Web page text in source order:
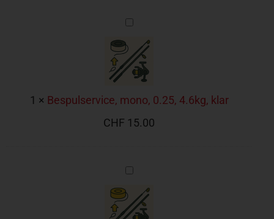
Bespulservice,
mono,
0.25,
4.6kg,
klar
1 × Bespulservice, mono, 0.25, 4.6kg, klar
CHF 15.00
Bespulservice,
mono,
0.25,
5.2kg,
gelb